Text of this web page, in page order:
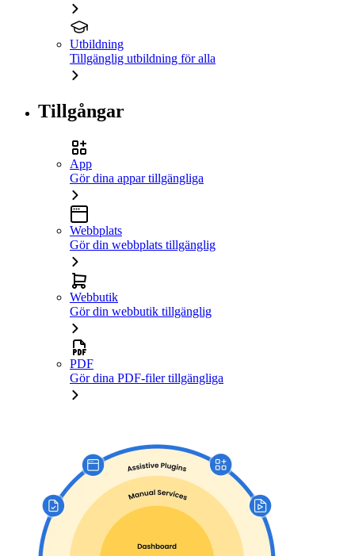
Utbildning
Tillgänglig utbildning för alla
Tillgångar
App
Gör dina appar tillgängliga
Webbplats
Gör din webbplats tillgänglig
Webbutik
Gör din webbutik tillgänglig
PDF
Gör dina PDF-filer tillgängliga